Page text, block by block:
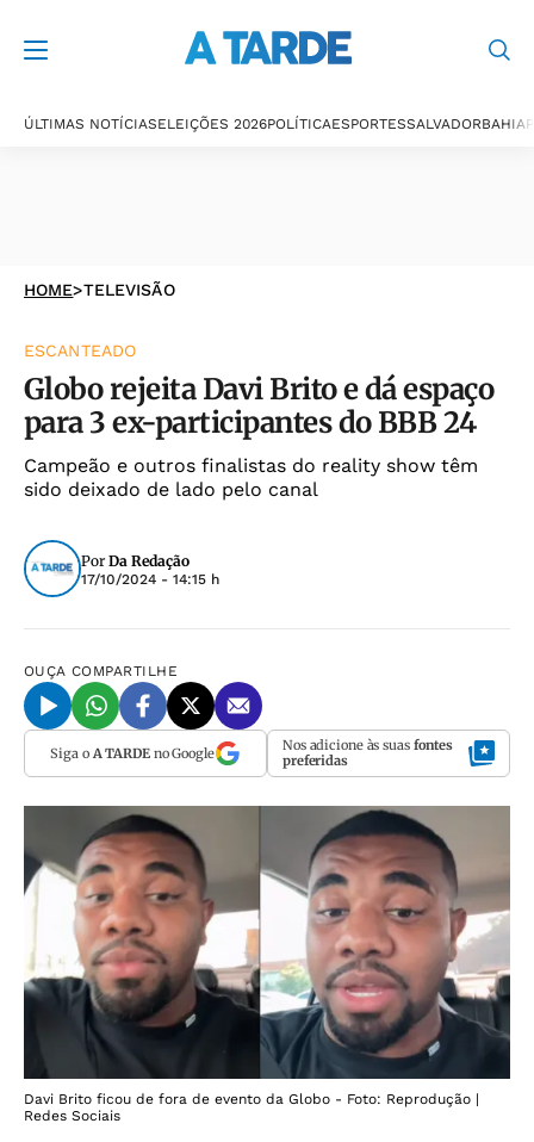
ÚLTIMAS NOTÍCIASELEIÇÕES 2026POLÍTICAESPORTESSALVADORBAHIA
HOME>TELEVISÃO
ESCANTEADO
Globo rejeita Davi Brito e dá espaço
para 3 ex-participantes do BBB 24
Campeão e outros finalistas do reality show têm
sido deixado de lado pelo canal
Por Da Redação
17/10/2024 - 14:15 h
OUÇA COMPARTILHE
Siga o A TARDEno Google Nos adicione às suas fontes
preferidas
Davi Brito ficou de fora de evento da Globo - Foto: Reprodução |
Redes Sociais